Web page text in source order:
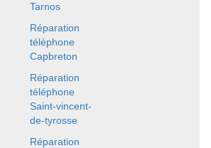
Tarnos
Réparation
téléphone
Capbreton
Réparation
téléphone
Saint-vincent-
de-tyrosse
Réparation